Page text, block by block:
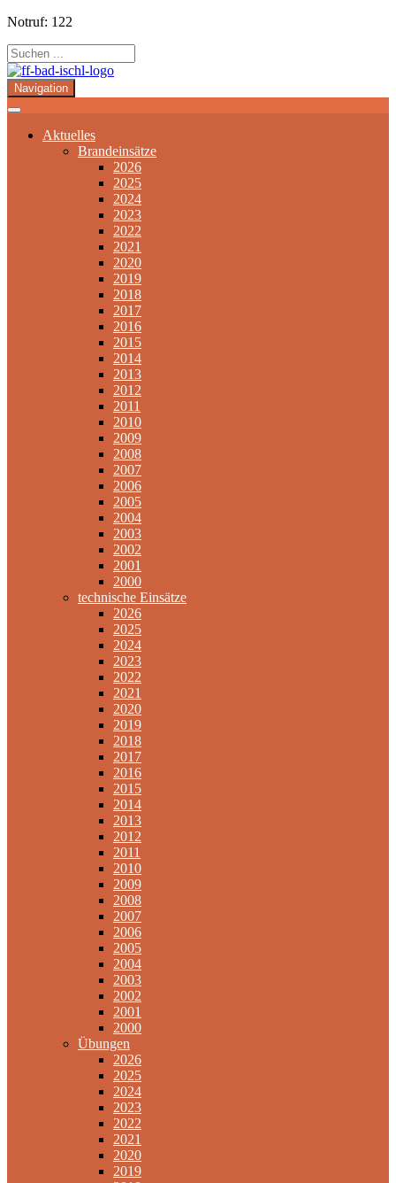
Notruf: 122
Navigation
Aktuelles
Brandeinsätze
2026
2025
2024
2023
2022
2021
2020
2019
2018
2017
2016
2015
2014
2013
2012
2011
2010
2009
2008
2007
2006
2005
2004
2003
2002
2001
2000
technische Einsätze
2026
2025
2024
2023
2022
2021
2020
2019
2018
2017
2016
2015
2014
2013
2012
2011
2010
2009
2008
2007
2006
2005
2004
2003
2002
2001
2000
Übungen
2026
2025
2024
2023
2022
2021
2020
2019